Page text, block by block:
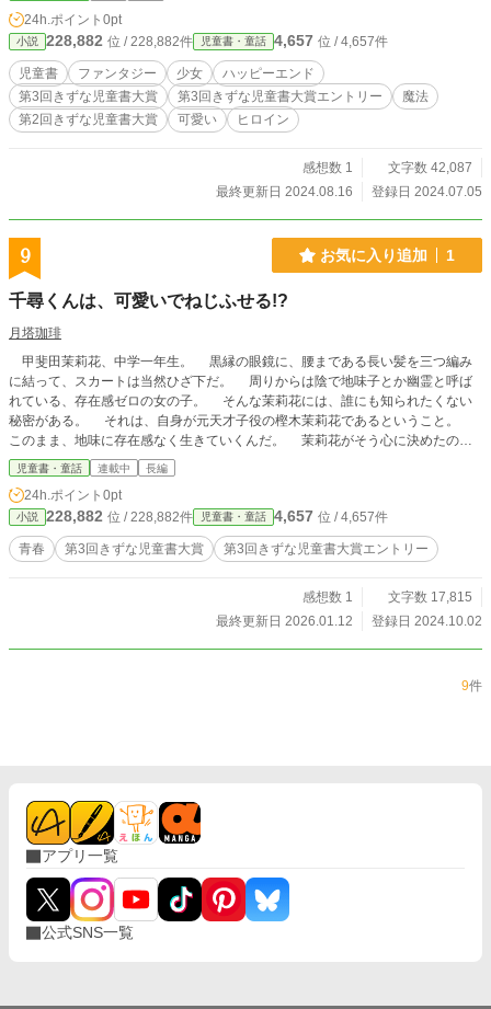
った。 役目を果たすうちに、龍神の化身のからくりに気づい
たハジミは、くだらない役割から逃げだそうと、二年越しの
計画を練った。その計画は、満月の祭の夜に実行された
が……。 40000字前後で完結の、無国籍系中編ファンタジー
です。
24h.ポイント 0pt
小説 228,882 位 / 228,882件 児童書・童話 4,657 位 / 4,657件
児童書 ファンタジー 少女
ハッピーエンド
第3回きずな児童書大賞
第3回きずな児童書大賞エントリー
魔法
第2回きずな児童書大賞
可愛い ヒロイン
感想数 1
文字数 42,087
最終更新日 2024.08.16
登録日 2024.07.05
9 お気に入り追加 1
千尋くんは、可愛いでねじふせる!?
月塔珈琲
甲斐田茉莉花、中学一年生。 黒縁の眼鏡に、腰まである長い髪を三つ編み
に結って、スカートは当然ひざ下だ。 周りからは陰で地味子とか幽霊と呼ば
れている、存在感ゼロの女の子。 そんな茉莉花には、誰にも知られたくない
秘密がある。 それは、自身が元天才子役の樫木茉莉花であるということ。
このまま、地味に存在感なく生きていくんだ。 茉莉花がそう心に決めたのに
は、理由があって――…… 第3回きずな児童書大賞奨励賞授賞しました。あり
がとうございます！
児童書・童話 連載中 長編
24h.ポイント 0pt
小説 228,882 位 / 228,882件 児童書・童話 4,657 位 / 4,657件
青春 第3回きずな児童書大賞 第3回きずな児童書大賞エントリー
感想数 1
文字数 17,815
最終更新日 2026.01.12
登録日 2024.10.02
9件
アプリ一覧
公式SNS一覧